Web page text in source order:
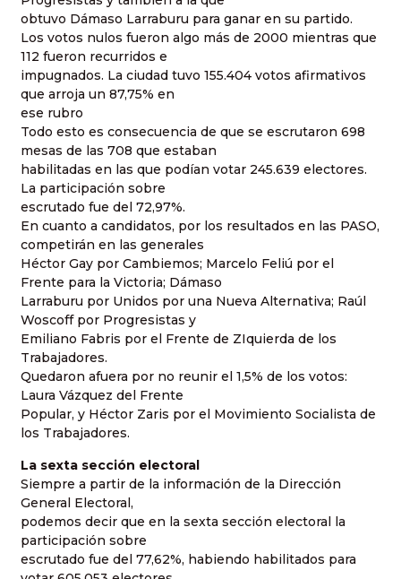
obtuvo Dámaso Larraburu para ganar en su partido.
Los votos nulos fueron algo más de 2000 mientras que
112 fueron recurridos e
impugnados. La ciudad tuvo 155.404 votos afirmativos
que arroja un 87,75% en
ese rubro
Todo esto es consecuencia de que se escrutaron 698
mesas de las 708 que estaban
habilitadas en las que podían votar 245.639 electores.
La participación sobre
escrutado fue del 72,97%.
En cuanto a candidatos, por los resultados en las PASO,
competirán en las generales
Héctor Gay por Cambiemos; Marcelo Feliú por el
Frente para la Victoria; Dámaso
Larraburu por Unidos por una Nueva Alternativa; Raúl
Woscoff por Progresistas y
Emiliano Fabris por el Frente de ZIquierda de los
Trabajadores.
Quedaron afuera por no reunir el 1,5% de los votos:
Laura Vázquez del Frente
Popular, y Héctor Zaris por el Movimiento Socialista de
los Trabajadores.
La sexta sección electoral
Siempre a partir de la información de la Dirección
General Electoral,
podemos decir que en la sexta sección electoral la
participación sobre
escrutado fue del 77,62%, habiendo habilitados para